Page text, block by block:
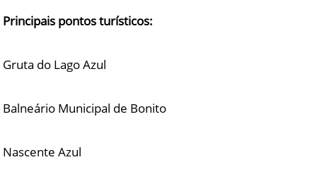
Principais pontos turísticos:
Gruta do Lago Azul
Balneário Municipal de Bonito
Nascente Azul